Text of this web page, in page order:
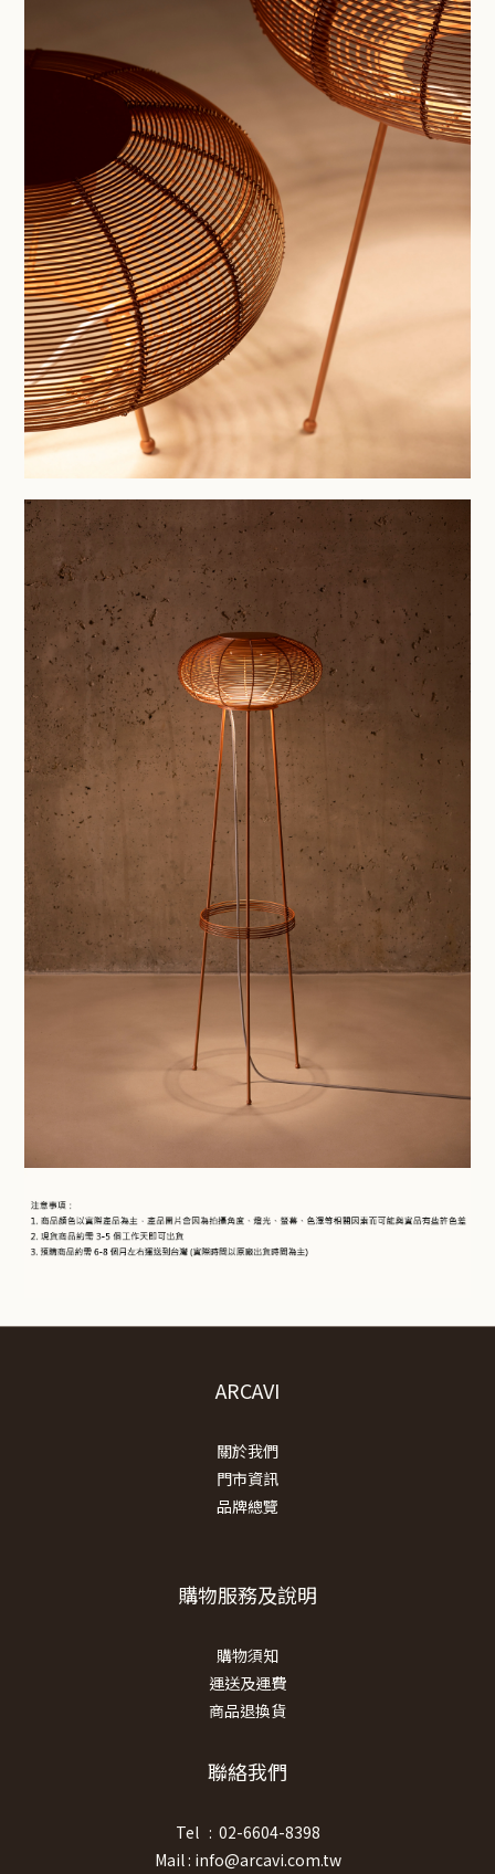
ARCAVI
關於我們
門市資訊
品牌總覽
購物服務及說明
購物須知
運送及運費
商品退換貨
聯絡我們
Tel : 02-6604-8398
Mail : info@arcavi.com.tw